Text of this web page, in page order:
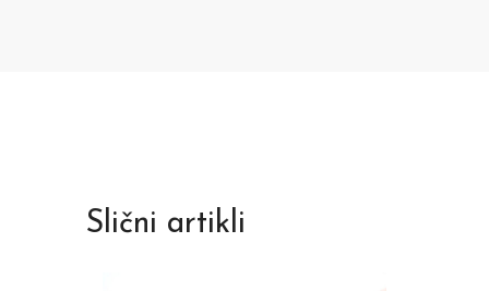
Slični artikli